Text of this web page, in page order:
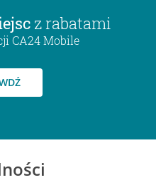
z rabatami
CA24 Mobile